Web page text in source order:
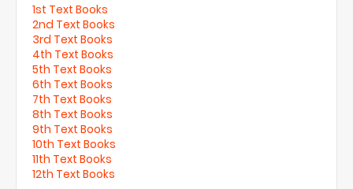
1st Text Books
2nd Text Books
3rd Text Books
4th Text Books
5th Text Books
6th Text Books
7th Text Books
8th Text Books
9th Text Books
10th Text Books
11th Text Books
12th Text Books